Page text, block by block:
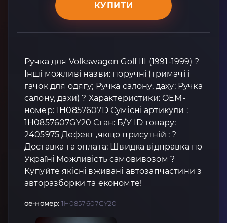
КУПИТИ
Ручка для Volkswagen Golf III (1991-1999) ?
Інші можливі назви: поручні (тримачі і
гачок для одягу; Ручка салону, даху; Ручка
салону, дахи) ? Характеристики: OEM-
номер: 1H0857607D Сумісні артикули :
1H0857607GY20 Стан: Б/У ID товару:
2405975 Дефект ,якщо присутній : ?
Доставка та оплата: Швидка відправка по
Україні Можливість самовивозом ?
Купуйте якісні вживані автозапчастини з
авторазборки та економте!
oe-номер: 1H0857607GY20